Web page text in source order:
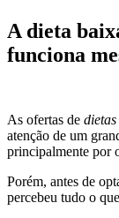
A dieta
funciona
As ofertas de
atenção de um
principalmente por
Porém, antes de
percebeu tudo o